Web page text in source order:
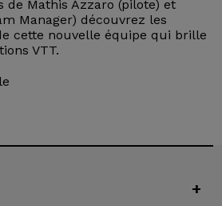
de Mathis Azzaro (pilote) et
Manager) découvrez les
cette nouvelle équipe qui brille
VTT.
+